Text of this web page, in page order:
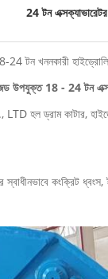
24 টন
24 টন খননকারী
উপযুক্ত 18 - 24 টন
কাটার, হাইড্রোলিক
কংক্রিট ধ্বংস,